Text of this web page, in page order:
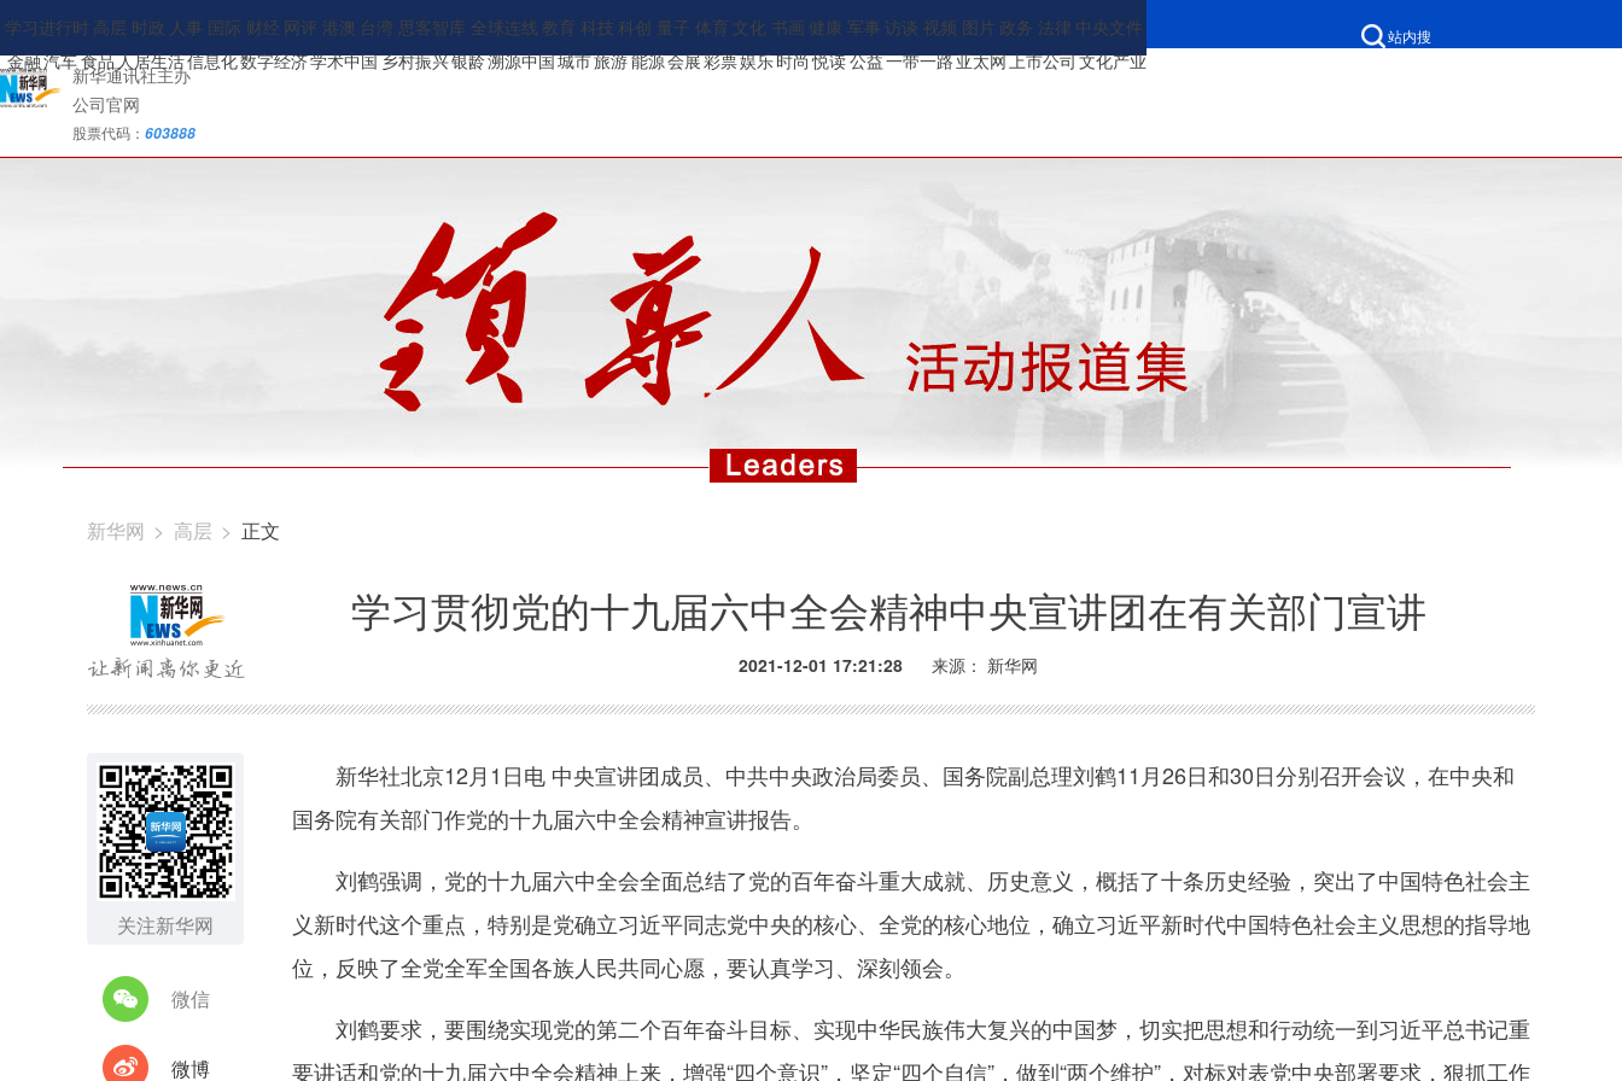
ENGLISH 新华报刊 地方频道 承建网站 中文/繁体 网站无障碍
站内搜
新华通讯社主办
公司官网
股票代码： 603888
学习进行时 高层 时政 人事 国际 财经 网评 港澳 台湾 思客智库 全球连线 教育 科技 科创 量子 体育 文化 书画 健康 军事 访谈 视频 图片 政务 法律 中央文件
金融汽车食品人居生活信息化数字经济学术中国乡村振兴银龄溯源中国城市旅游能源会展彩票娱乐时尚悦读公益一带一路亚太网上市公司文化产业
新华网 > 高层 > 正文
学习贯彻党的十九届六中全会精神中央宣讲团在有关部门宣讲
2021-12-01 17:21:28 来源： 新华网
关注新华网
微信
微博
新华社北京12月1日电 中央宣讲团成员、中共中央政治局委员、国务院副总理刘鹤11月26日和30日分别召开会议，在中央和
国务院有关部门作党的十九届六中全会精神宣讲报告。
刘鹤强调，党的十九届六中全会全面总结了党的百年奋斗重大成就、历史意义，概括了十条历史经验，突出了中国特色社会主
义新时代这个重点，特别是党确立习近平同志党中央的核心、全党的核心地位，确立习近平新时代中国特色社会主义思想的指导地
位，反映了全党全军全国各族人民共同心愿，要认真学习、深刻领会。
刘鹤要求，要围绕实现党的第二个百年奋斗目标、实现中华民族伟大复兴的中国梦，切实把思想和行动统一到习近平总书记重
要讲话和党的十九届六中全会精神上来，增强“四个意识”，坚定“四个自信”，做到“两个维护”，对标对表党中央部署要求，狠抓工作